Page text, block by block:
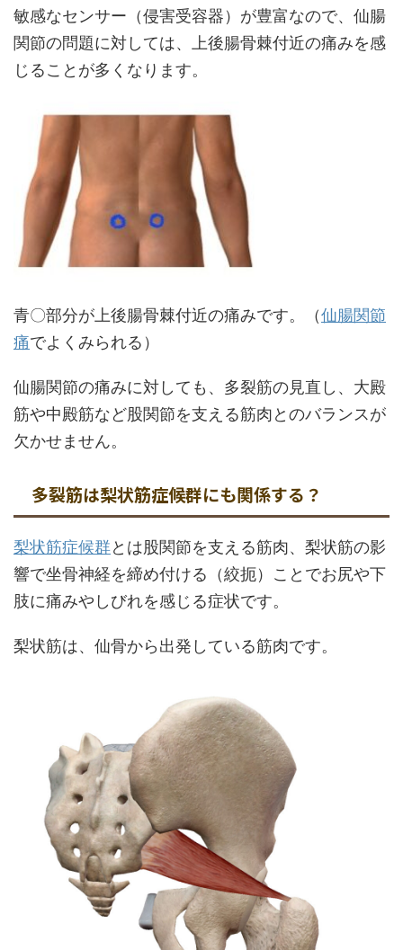
敏感なセンサー（侵害受容器）が豊富なので、仙腸
関節の問題に対しては、上後腸骨棘付近の痛みを感
じることが多くなります。
青〇部分が上後腸骨棘付近の痛みです。（仙腸関節
痛でよくみられる）
仙腸関節の痛みに対しても、多裂筋の見直し、大殿
筋や中殿筋など股関節を支える筋肉とのバランスが
欠かせません。
多裂筋は梨状筋症候群にも関係する？
梨状筋症候群とは股関節を支える筋肉、梨状筋の影
響で坐骨神経を締め付ける（絞扼）ことでお尻や下
肢に痛みやしびれを感じる症状です。
梨状筋は、仙骨から出発している筋肉です。